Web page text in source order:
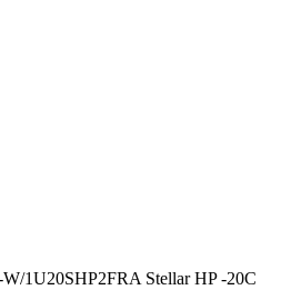
1U20SHP2FRA Stellar HP -20С